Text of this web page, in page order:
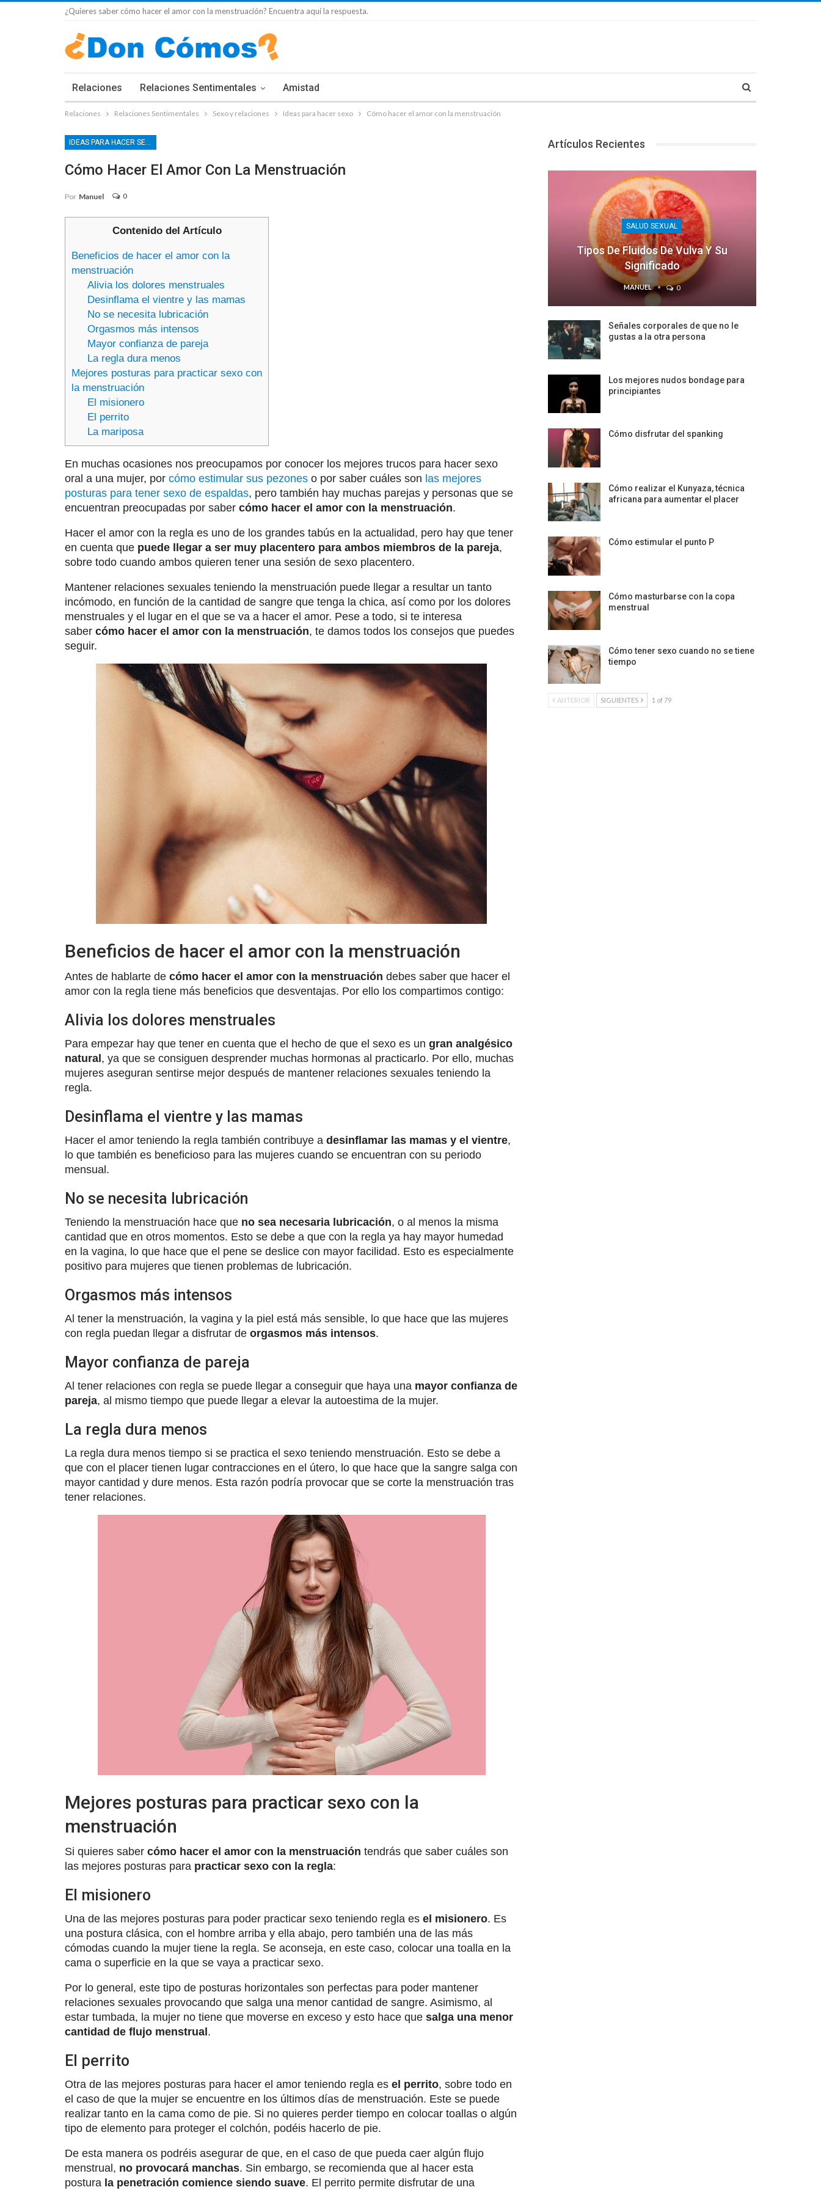
¿Quieres saber cómo hacer el amor con la menstruación? Encuentra aquí la respuesta.
Relaciones Relaciones Sentimentales Amistad
Relaciones Relaciones Sentimentales Sexo y relaciones Ideas para hacer sexo Cómo hacer el amor con la menstruación
IDEAS PARA HACER SEXO
Cómo Hacer El Amor Con La Menstruación
Por Manuel 0
Contenido del Artículo
Beneficios de hacer el amor con la
menstruación
Alivia los dolores menstruales
Desinflama el vientre y las mamas
No se necesita lubricación
Orgasmos más intensos
Mayor confianza de pareja
La regla dura menos
Mejores posturas para practicar sexo con
la menstruación
El misionero
El perrito
La mariposa
En muchas ocasiones nos preocupamos por conocer los mejores trucos para hacer sexo
oral a una mujer, por cómo estimular sus pezones o por saber cuáles son las mejores
posturas para tener sexo de espaldas, pero también hay muchas parejas y personas que se
encuentran preocupadas por saber cómo hacer el amor con la menstruación.
Hacer el amor con la regla es uno de los grandes tabús en la actualidad, pero hay que tener
en cuenta que puede llegar a ser muy placentero para ambos miembros de la pareja,
sobre todo cuando ambos quieren tener una sesión de sexo placentero.
Mantener relaciones sexuales teniendo la menstruación puede llegar a resultar un tanto
incómodo, en función de la cantidad de sangre que tenga la chica, así como por los dolores
menstruales y el lugar en el que se va a hacer el amor. Pese a todo, si te interesa
saber cómo hacer el amor con la menstruación, te damos todos los consejos que puedes
seguir.
Beneficios de hacer el amor con la menstruación
Antes de hablarte de cómo hacer el amor con la menstruación debes saber que hacer el
amor con la regla tiene más beneficios que desventajas. Por ello los compartimos contigo:
Alivia los dolores menstruales
Para empezar hay que tener en cuenta que el hecho de que el sexo es un gran analgésico
natural , ya que se consiguen desprender muchas hormonas al practicarlo. Por ello, muchas
mujeres aseguran sentirse mejor después de mantener relaciones sexuales teniendo la
regla.
Desinflama el vientre y las mamas
Hacer el amor teniendo la regla también contribuye a desinflamar las mamas y el vientre,
lo que también es beneficioso para las mujeres cuando se encuentran con su periodo
mensual.
No se necesita lubricación
Teniendo la menstruación hace que no sea necesaria lubricación, o al menos la misma
cantidad que en otros momentos. Esto se debe a que con la regla ya hay mayor humedad
en la vagina, lo que hace que el pene se deslice con mayor facilidad. Esto es especialmente
positivo para mujeres que tienen problemas de lubricación.
Orgasmos más intensos
Al tener la menstruación, la vagina y la piel está más sensible, lo que hace que las mujeres
con regla puedan llegar a disfrutar de orgasmos más intensos.
Mayor confianza de pareja
Al tener relaciones con regla se puede llegar a conseguir que haya una mayor confianza de
pareja, al mismo tiempo que puede llegar a elevar la autoestima de la mujer.
La regla dura menos
La regla dura menos tiempo si se practica el sexo teniendo menstruación. Esto se debe a
que con el placer tienen lugar contracciones en el útero, lo que hace que la sangre salga con
mayor cantidad y dure menos. Esta razón podría provocar que se corte la menstruación tras
tener relaciones.
Mejores posturas para practicar sexo con la
menstruación
Si quieres saber cómo hacer el amor con la menstruación tendrás que saber cuáles son
las mejores posturas para practicar sexo con la regla:
El misionero
Una de las mejores posturas para poder practicar sexo teniendo regla es el misionero. Es
una postura clásica, con el hombre arriba y ella abajo, pero también una de las más
cómodas cuando la mujer tiene la regla. Se aconseja, en este caso, colocar una toalla en la
cama o superficie en la que se vaya a practicar sexo.
Por lo general, este tipo de posturas horizontales son perfectas para poder mantener
relaciones sexuales provocando que salga una menor cantidad de sangre. Asimismo, al
estar tumbada, la mujer no tiene que moverse en exceso y esto hace que salga una menor
cantidad de flujo menstrual .
El perrito
Otra de las mejores posturas para hacer el amor teniendo regla es el perrito, sobre todo en
el caso de que la mujer se encuentre en los últimos días de menstruación. Este se puede
realizar tanto en la cama como de pie. Si no quieres perder tiempo en colocar toallas o algún
tipo de elemento para proteger el colchón, podéis hacerlo de pie.
De esta manera os podréis asegurar de que, en el caso de que pueda caer algún flujo
menstrual, no provocará manchas. Sin embargo, se recomienda que al hacer esta
postura la penetración comience siendo suave. El perrito permite disfrutar de una
Artículos Recientes
SALUD SEXUAL
Tipos De Fluidos De Vulva Y Su
Significado
MANUEL 0
Señales corporales de que no le
gustas a la otra persona
Los mejores nudos bondage para
principiantes
Cómo disfrutar del spanking
Cómo realizar el Kunyaza, técnica
africana para aumentar el placer
Cómo estimular el punto P
Cómo masturbarse con la copa
menstrual
Cómo tener sexo cuando no se tiene
tiempo
ANTERIOR SIGUIENTES 1 of 79